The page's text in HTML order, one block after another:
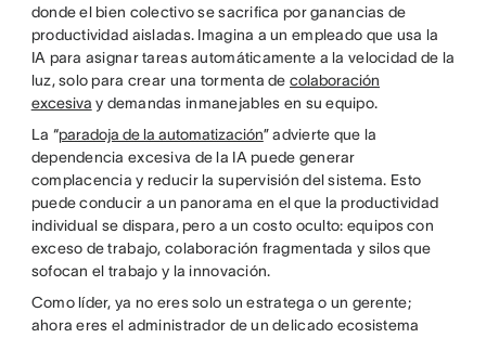
donde el bien colectivo se sacrifica por ganancias de
productividad aisladas. Imagina a un empleado que usa la
IA para asignar tareas automáticamente a la velocidad de la
luz, solo para crear una tormenta decolaboración
excesiva y demandas inmanejables en su equipo.
La “paradoja de la automatización” advierte que la
dependencia excesiva de la IA puede generar
complacencia y reducir la supervisión del sistema. Esto
puede conducir a un panorama en el que la productividad
individual se dispara, pero a un costo oculto: equipos con
exceso de trabajo, colaboración fragmentada y silos que
sofocan el trabajo y la innovación.
Como líder, ya no eres solo un estratega o un gerente;
ahora eres el administrador de un delicado ecosistema